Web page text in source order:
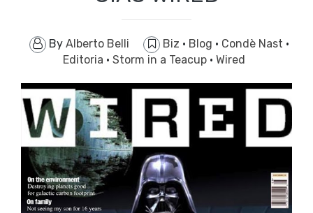
By Alberto Belli Biz · Blog · Condè Nast ·
Editoria · Storm in a Teacup · Wired